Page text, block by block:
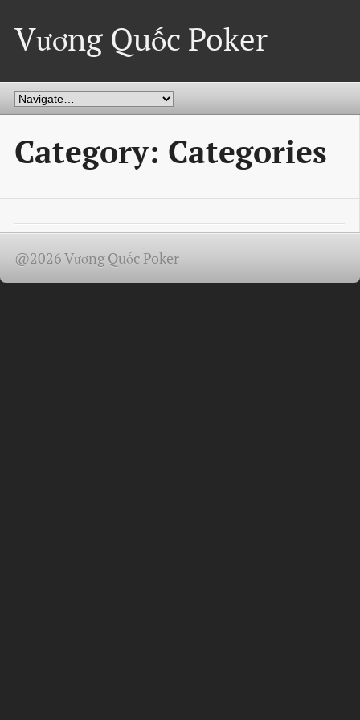
Vương Quốc Poker
Category: Categories
@2026 Vương Quốc Poker